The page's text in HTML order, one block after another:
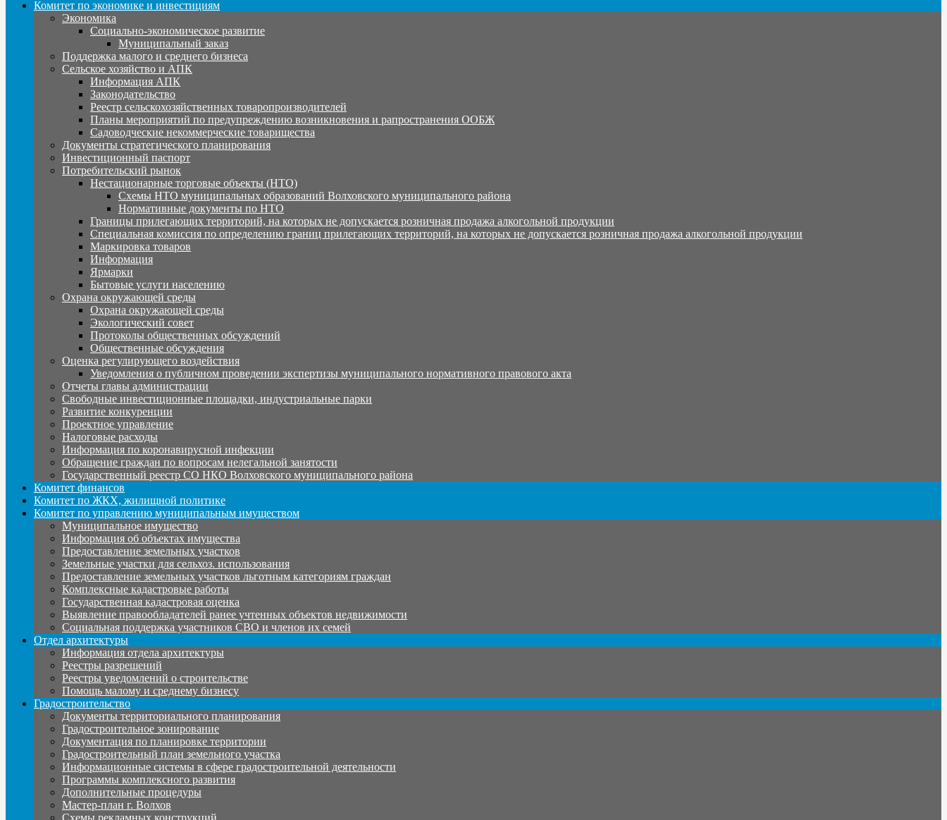
Комитет по экономике и инвестициям
Экономика
Социально-экономическое развитие
Муниципальный заказ
Поддержка малого и среднего бизнеса
Сельское хозяйство и АПК
Информация АПК
Законодательство
Реестр сельскохозяйственных товаропроизводителей
Планы мероприятий по предупреждению возникновения и рапространения ООБЖ
Садоводческие некоммерческие товарищества
Документы стратегического планирования
Инвестиционный паспорт
Потребительский рынок
Нестационарные торговые объекты (НТО)
Схемы НТО муниципальных образований Волховского муниципального района
Нормативные документы по НТО
Границы прилегающих территорий, на которых не допускается розничная продажа алкогольной продукции
Специальная комиссия по определению границ прилегающих территорий, на которых не допускается розничная продажа алкогольной продукции
Маркировка товаров
Информация
Ярмарки
Бытовые услуги населению
Охрана окружающей среды
Охрана окружающей среды
Экологический совет
Протоколы общественных обсуждений
Общественные обсуждения
Оценка регулирующего воздействия
Уведомления о публичном проведении экспертизы муниципального нормативного правового акта
Отчеты главы администрации
Свободные инвестиционные площадки, индустриальные парки
Развитие конкуренции
Проектное управление
Налоговые расходы
Информация по коронавирусной инфекции
Обращение граждан по вопросам нелегальной занятости
Государственный реестр СО НКО Волховского муниципального района
Комитет финансов
Комитет по ЖКХ, жилищной политике
Комитет по управлению муниципальным имуществом
Муниципальное имущество
Информация об объектах имущества
Предоставление земельных участков
Земельные участки для сельхоз. использования
Предоставление земельных участков льготным категориям граждан
Комплексные кадастровые работы
Государственная кадастровая оценка
Выявление правообладателей ранее учтенных объектов недвижимости
Социальная поддержка участников СВО и членов их семей
Отдел архитектуры
Информация отдела архитектуры
Реестры разрешений
Реестры уведомлений о строительстве
Помощь малому и среднему бизнесу
Градостроительство
Документы территориального планирования
Градостроительное зонирование
Документация по планировке территории
Градостроительный план земельного участка
Информационные системы в сфере градостроительной деятельности
Программы комплексного развития
Дополнительные процедуры
Мастер-план г. Волхов
Схемы рекламных конструкций